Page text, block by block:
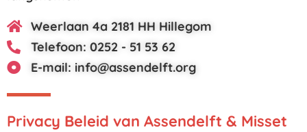
Weerlaan 4a 2181 HH Hillegom
Telefoon: 0252 - 51 53 62
E-mail: info@assendelft.org
Privacy Beleid van Assendelft & Misset